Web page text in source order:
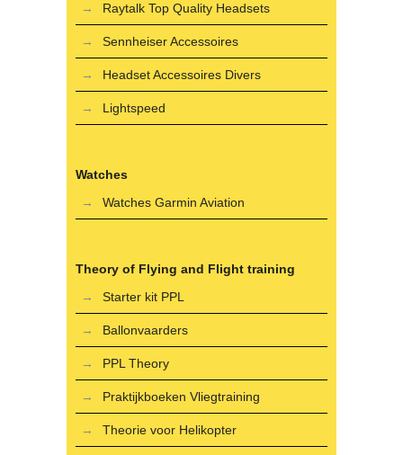
Raytalk Top Quality Headsets
Sennheiser Accessoires
Headset Accessoires Divers
Lightspeed
Watches
Watches Garmin Aviation
Theory of Flying and Flight training
Starter kit PPL
Ballonvaarders
PPL Theory
Praktijkboeken Vliegtraining
Theorie voor Helikopter